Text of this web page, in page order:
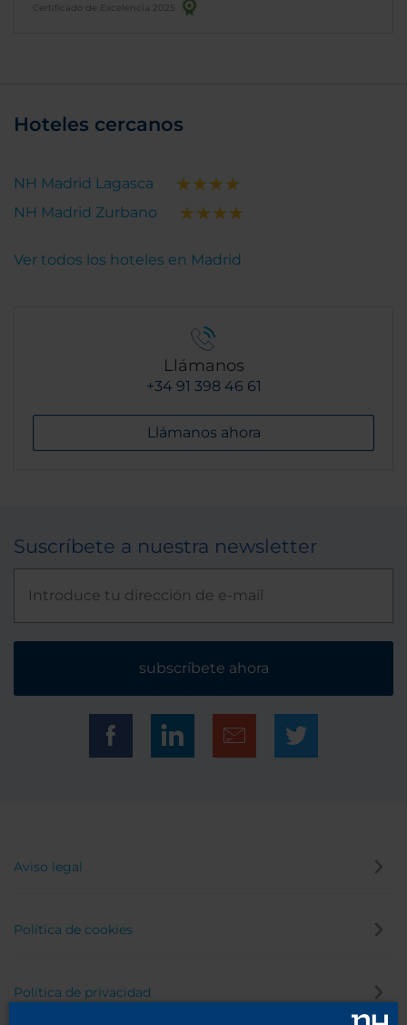
Certificado de Excelencia 2025
Hoteles cercanos
NH Madrid Lagasca
NH Madrid Zurbano
Ver todos los hoteles en Madrid
Llámanos
+34 91 398 46 61
Llámanos ahora
Suscríbete a nuestra newsletter
subscríbete ahora
Aviso legal
Política de cookies
Política de privacidad